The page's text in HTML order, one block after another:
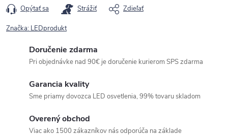
Opýtať sa Strážiť Zdieľať
Značka: LEDprodukt
Doručenie zdarma
Pri objednávke nad 90€ je doručenie kurierom SPS zdarma
Garancia kvality
Sme priamy dovozca LED osvetlenia, 99% tovaru skladom
Overený obchod
Viac ako 1500 zákazníkov nás odporúča na základe